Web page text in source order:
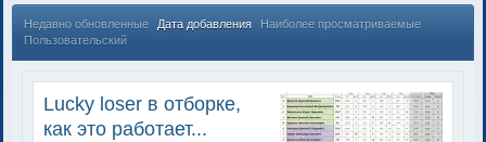
Недавно обновленные Дата добавления
Наиболее просматриваемые
Пользовательский
Lucky loser в отборке,
как это работает...